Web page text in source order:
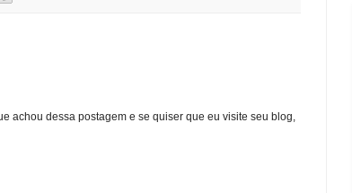
achou dessa postagem e se quiser que eu visite seu blog,